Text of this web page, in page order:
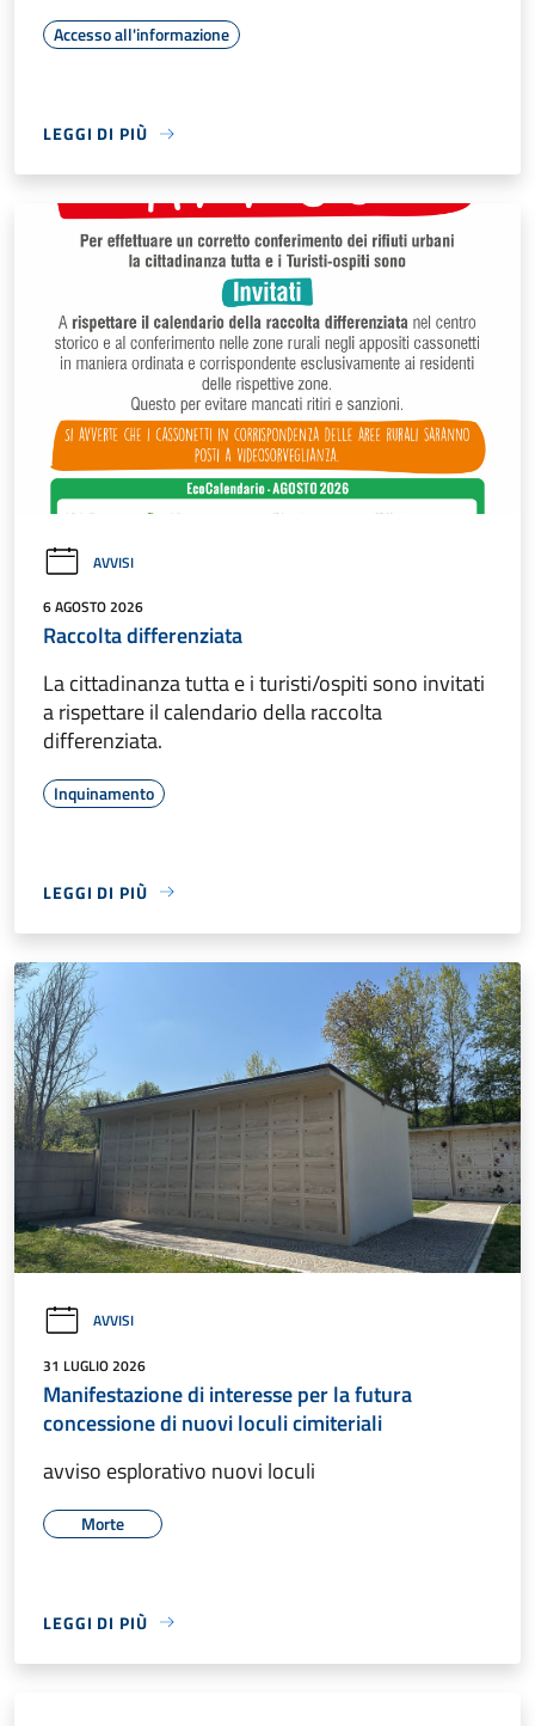
Accesso all'informazione
LEGGI DI PIÙ
AVVISI
6 AGOSTO 2026
Raccolta differenziata
La cittadinanza tutta e i turisti/ospiti sono invitati
a rispettare il calendario della raccolta
differenziata.
Inquinamento
LEGGI DI PIÙ
AVVISI
31 LUGLIO 2026
Manifestazione di interesse per la futura
concessione di nuovi loculi cimiteriali
avviso esplorativo nuovi loculi
Morte
LEGGI DI PIÙ